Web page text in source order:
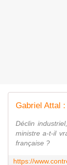
Gabriel Attal
Déclin
ministre a-t-il
française ?